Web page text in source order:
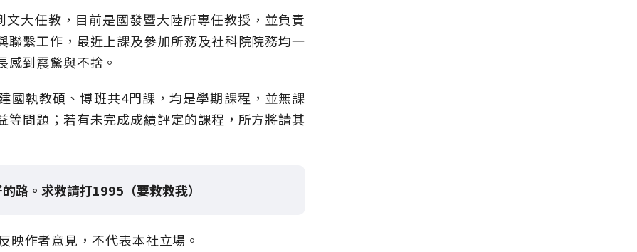
大任教，目前是國發暨大陸所專任教授，並負責
聯繫工作，最近上課及參加所務及社科院院務均一
感到震驚與不捨。
國執教碩、博班共4門課，均是學期課程，並無課
問題；若有未完成成績評定的課程，所方將請其
路。求救請打1995（要救救我）
作者意見，不代表本社立場。